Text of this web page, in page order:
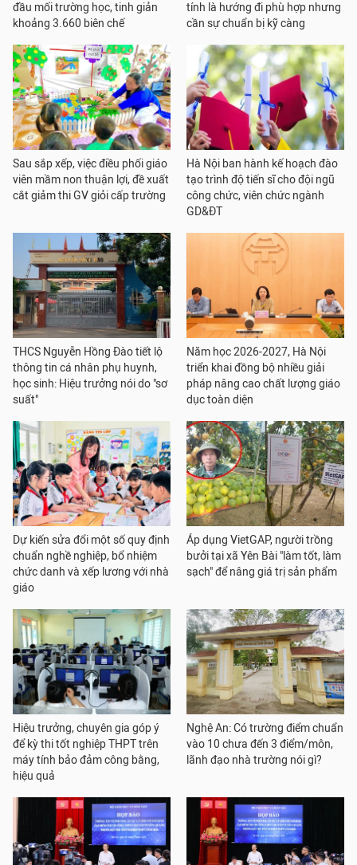
đầu mối trường học, tinh giản
khoảng 3.660 biên chế
tính là hướng đi phù hợp nhưng
cần sự chuẩn bị kỹ càng
Sau sắp xếp, việc điều phối giáo
viên mầm non thuận lợi, đề xuất
cắt giảm thi GV giỏi cấp trường
Hà Nội ban hành kế hoạch đào
tạo trình độ tiến sĩ cho đội ngũ
công chức, viên chức ngành
GD&ĐT
THCS Nguyễn Hồng Đào tiết lộ
thông tin cá nhân phụ huynh,
học sinh: Hiệu trưởng nói do "sơ
suất"
Năm học 2026-2027, Hà Nội
triển khai đồng bộ nhiều giải
pháp nâng cao chất lượng giáo
dục toàn diện
Dự kiến sửa đổi một số quy định
chuẩn nghề nghiệp, bổ nhiệm
chức danh và xếp lương với nhà
giáo
Áp dụng VietGAP, người trồng
bưởi tại xã Yên Bài "làm tốt, làm
sạch" để nâng giá trị sản phẩm
Hiệu trưởng, chuyên gia góp ý
để kỳ thi tốt nghiệp THPT trên
máy tính bảo đảm công bằng,
hiệu quả
Nghệ An: Có trường điểm chuẩn
vào 10 chưa đến 3 điểm/môn,
lãnh đạo nhà trường nói gì?